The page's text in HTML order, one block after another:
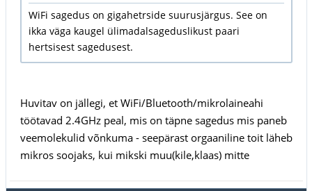
WiFi sagedus on gigahetrside suurusjärgus. See on
ikka väga kaugel ülimadalsageduslikust paari
hertsisest sagedusest.
Huvitav on jällegi, et WiFi/Bluetooth/mikrolaineahi
töötavad 2.4GHz peal, mis on täpne sagedus mis paneb
veemolekulid võnkuma - seepärast orgaaniline toit läheb
mikros soojaks, kui mikski muu(kile,klaas) mitte